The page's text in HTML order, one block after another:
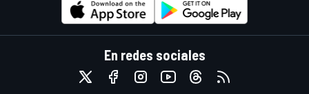
En redes sociales